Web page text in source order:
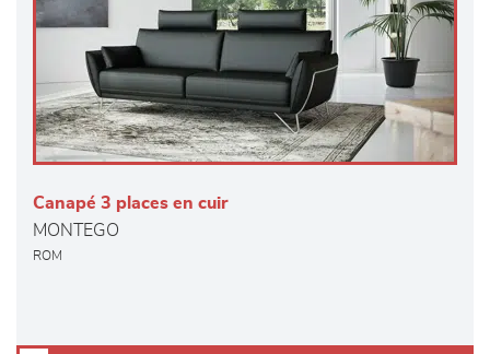
Canapé 3 places en cuir
MONTEGO
ROM